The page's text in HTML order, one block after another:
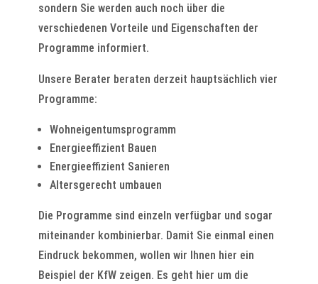
sondern Sie werden auch noch über die
verschiedenen Vorteile und Eigenschaften der
Programme informiert.
Unsere Berater beraten derzeit hauptsächlich vier
Programme:
Wohneigentumsprogramm
Energieeffizient Bauen
Energieeffizient Sanieren
Altersgerecht umbauen
Die Programme sind einzeln verfügbar und sogar
miteinander kombinierbar. Damit Sie einmal einen
Eindruck bekommen, wollen wir Ihnen hier ein
Beispiel der KfW zeigen. Es geht hier um die